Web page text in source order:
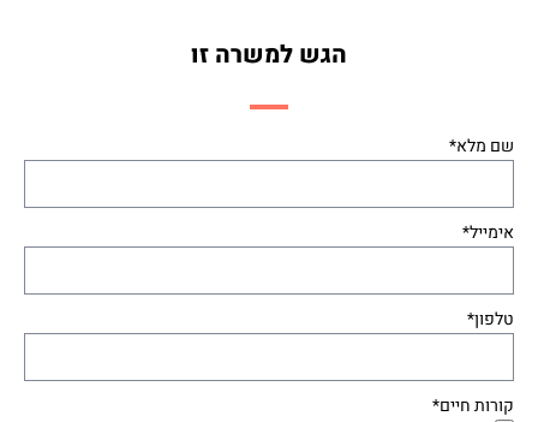
הגש למשרה זו
שם מלא*
אימייל*
טלפון*
קורות חיים*